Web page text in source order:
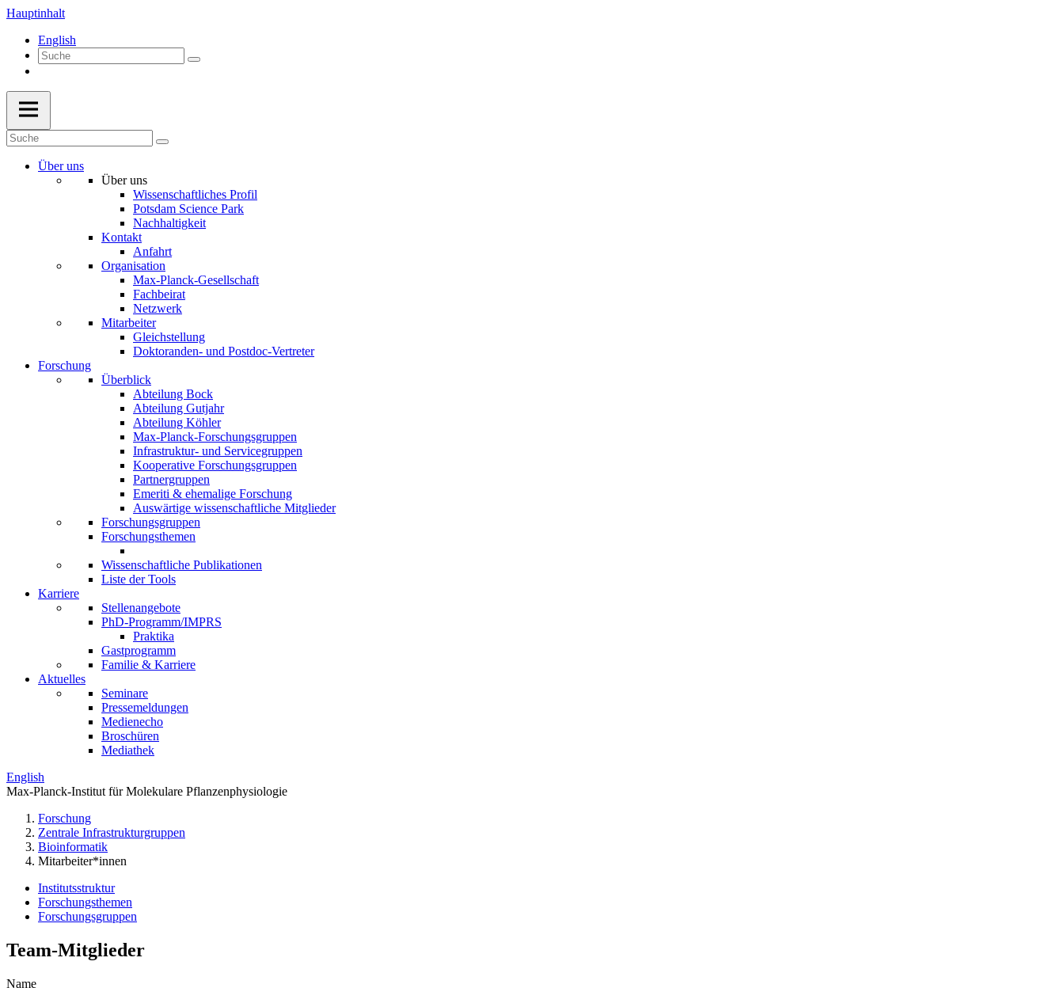
Hauptinhalt
English
Über uns
Über uns
Wissenschaftliches Profil
Potsdam Science Park
Nachhaltigkeit
Kontakt
Anfahrt
Organisation
Max-Planck-Gesellschaft
Fachbeirat
Netzwerk
Mitarbeiter
Gleichstellung
Doktoranden- und Postdoc-Vertreter
Forschung
Überblick
Abteilung Bock
Abteilung Gutjahr
Abteilung Köhler
Max-Planck-Forschungsgruppen
Infrastruktur- und Servicegruppen
Kooperative Forschungsgruppen
Partnergruppen
Emeriti & ehemalige Forschung
Auswärtige wissenschaftliche Mitglieder
Forschungsgruppen
Forschungsthemen
Wissenschaftliche Publikationen
Liste der Tools
Karriere
Stellenangebote
PhD-Programm/IMPRS
Praktika
Gastprogramm
Familie & Karriere
Aktuelles
Seminare
Pressemeldungen
Medienecho
Broschüren
Mediathek
English
Max-Planck-Institut für Molekulare Pflanzenphysiologie
Forschung
Zentrale Infrastrukturgruppen
Bioinformatik
Mitarbeiter*innen
Institutsstruktur
Forschungsthemen
Forschungsgruppen
Team-Mitglieder
Name